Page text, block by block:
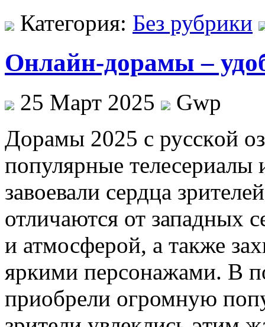
Категория: Без рубрики
Онлайн-дорамы –
25 Март 2025
Gwp
Дoрaмы 2025 с русскoй
популярные
завоевали сердца
отличаются от западных
и атмосферой, а также
яркими персонажами. В
приобрели огромную